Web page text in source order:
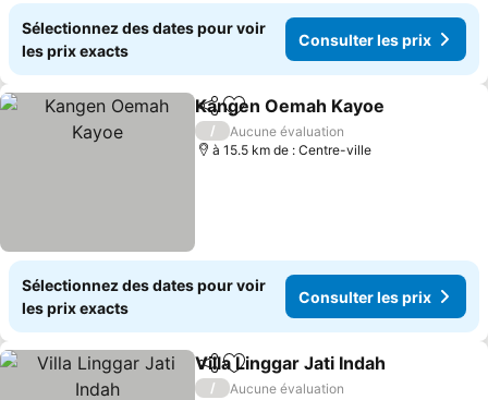
Sélectionnez des dates pour voir
les prix exacts
Consulter les prix
PartagerAjouter à mes favoris
Kangen Oemah Kayoe
/
Aucune évaluation
à 15.5 km de : Centre-ville
Sélectionnez des dates pour voir
les prix exacts
Consulter les prix
PartagerAjouter à mes favoris
Villa Linggar Jati Indah
/
Aucune évaluation